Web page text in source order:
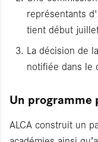
représentants
tient début
La décision de
notifiée dans le
Un programme
ALCA construit un